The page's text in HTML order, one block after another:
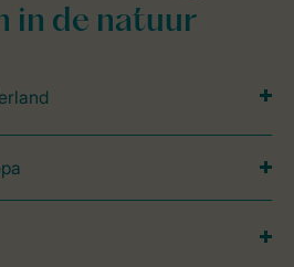
in de natuur